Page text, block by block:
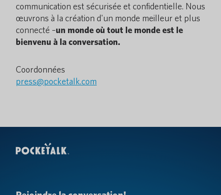
communication est sécurisée et confidentielle. Nous
œuvrons à la création d'un monde meilleur et plus
connecté –un monde où tout le monde est le
bienvenu à la conversation.
Coordonnées
press@pocketalk.com